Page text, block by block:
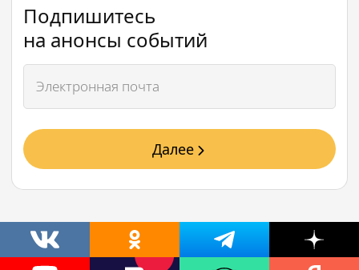
Подпишитесь
на анонсы событий
Далее